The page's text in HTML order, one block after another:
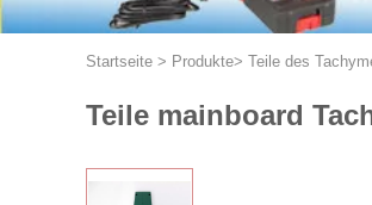
Startseite > Produkte> Teile des
Teile mainboard